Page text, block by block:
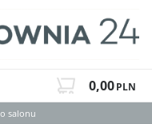
0,00PLN
salonu